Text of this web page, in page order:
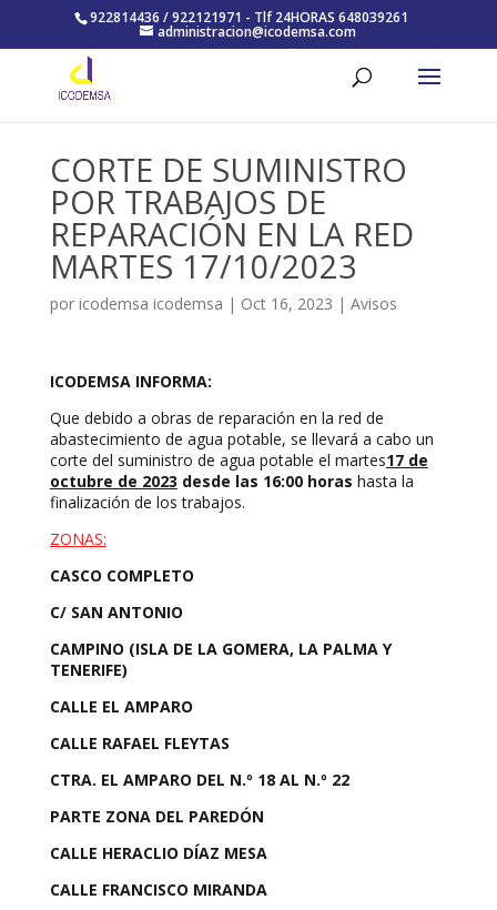
922814436 / 922121971 - Tlf 24HORAS 648039261
administracion@icodemsa.com
CORTE DE SUMINISTRO
POR TRABAJOS DE
REPARACIÓN EN LA RED
MARTES 17/10/2023
por icodemsa icodemsa | Oct 16, 2023 | Avisos
ICODEMSA INFORMA:
Que debido a obras de reparación en la red de
abastecimiento de agua potable, se llevará a cabo un
corte del suministro de agua potable el martes17 de
octubre de 2023 desde las 16:00 horas hasta la
finalización de los trabajos.
ZONAS:
CASCO COMPLETO
C/ SAN ANTONIO
CAMPINO (ISLA DE LA GOMERA, LA PALMA Y
TENERIFE)
CALLE EL AMPARO
CALLE RAFAEL FLEYTAS
CTRA. EL AMPARO DEL N.º 18 AL N.º 22
PARTE ZONA DEL PAREDÓN
CALLE HERACLIO DÍAZ MESA
CALLE FRANCISCO MIRANDA